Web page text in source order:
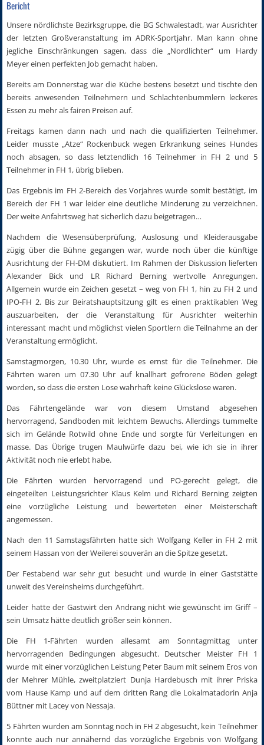
Bericht
Unsere nördlichste Bezirksgruppe, die BG Schwalestadt, war Ausrichter
der letzten Großveranstaltung im ADRK-Sportjahr. Man kann ohne
jegliche Einschränkungen sagen, dass die „Nordlichter“ um Hardy
Meyer einen perfekten Job gemacht haben.
Bereits am Donnerstag war die Küche bestens besetzt und tischte den
bereits anwesenden Teilnehmern und Schlachtenbummlern leckeres
Essen zu mehr als fairen Preisen auf.
Freitags kamen dann nach und nach die qualifizierten Teilnehmer.
Leider musste „Atze“ Rockenbuck wegen Erkrankung seines Hundes
noch absagen, so dass letztendlich 16 Teilnehmer in FH 2 und 5
Teilnehmer in FH 1, übrig blieben.
Das Ergebnis im FH 2-Bereich des Vorjahres wurde somit bestätigt, im
Bereich der FH 1 war leider eine deutliche Minderung zu verzeichnen.
Der weite Anfahrtsweg hat sicherlich dazu beigetragen…
Nachdem die Wesensüberprüfung, Auslosung und Kleiderausgabe
zügig über die Bühne gegangen war, wurde noch über die künftige
Ausrichtung der FH-DM diskutiert. Im Rahmen der Diskussion lieferten
Alexander Bick und LR Richard Berning wertvolle Anregungen.
Allgemein wurde ein Zeichen gesetzt – weg von FH 1, hin zu FH 2 und
IPO-FH 2. Bis zur Beiratshauptsitzung gilt es einen praktikablen Weg
auszuarbeiten, der die Veranstaltung für Ausrichter weiterhin
interessant macht und möglichst vielen Sportlern die Teilnahme an der
Veranstaltung ermöglicht.
Samstagmorgen, 10.30 Uhr, wurde es ernst für die Teilnehmer. Die
Fährten waren um 07.30 Uhr auf knallhart gefrorene Böden gelegt
worden, so dass die ersten Lose wahrhaft keine Glückslose waren.
Das Fährtengelände war von diesem Umstand abgesehen
hervorragend, Sandboden mit leichtem Bewuchs. Allerdings tummelte
sich im Gelände Rotwild ohne Ende und sorgte für Verleitungen en
masse. Das Übrige trugen Maulwürfe dazu bei, wie ich sie in ihrer
Aktivität noch nie erlebt habe.
Die Fährten wurden hervorragend und PO-gerecht gelegt, die
eingeteilten Leistungsrichter Klaus Kelm und Richard Berning zeigten
eine vorzügliche Leistung und bewerteten einer Meisterschaft
angemessen.
Nach den 11 Samstagsfährten hatte sich Wolfgang Keller in FH 2 mit
seinem Hassan von der Weilerei souverän an die Spitze gesetzt.
Der Festabend war sehr gut besucht und wurde in einer Gaststätte
unweit des Vereinsheims durchgeführt.
Leider hatte der Gastwirt den Andrang nicht wie gewünscht im Griff –
sein Umsatz hätte deutlich größer sein können.
Die FH 1-Fährten wurden allesamt am Sonntagmittag unter
hervorragenden Bedingungen abgesucht. Deutscher Meister FH 1
wurde mit einer vorzüglichen Leistung Peter Baum mit seinem Eros von
der Mehrer Mühle, zweitplatziert Dunja Hardebusch mit ihrer Priska
vom Hause Kamp und auf dem dritten Rang die Lokalmatadorin Anja
Büttner mit Lacey von Nessaja.
5 Fährten wurden am Sonntag noch in FH 2 abgesucht, kein Teilnehmer
konnte auch nur annähernd das vorzügliche Ergebnis von Wolfgang